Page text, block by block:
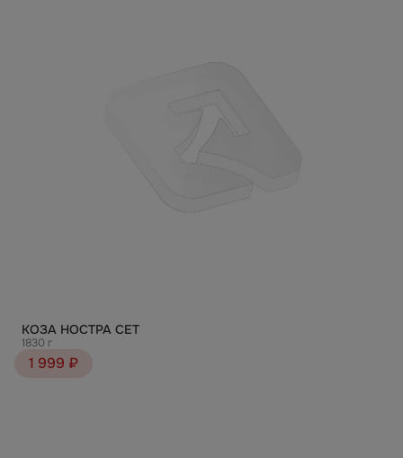
КОЗА НОСТРА СЕТ
1830 г
1 999 ₽